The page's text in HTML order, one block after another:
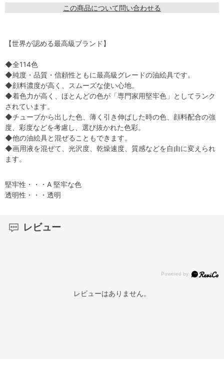
この商品について問い合わせる
【世界が認める最高級ブランド】
◆全114色
◆純度・品質・信頼性ともに最高級グレードの油絵具です。
◆顔料濃度が高く、スムーズな使い心地。
◆着色力が高く、ほとんどの色が「専門家用堅牢色」としてランク
されています。
◆チューブから出した色、薄く引き伸ばした時の色、顔料配合の強
度、彩度などを考慮し、選び抜かれた色彩。
◆他の油絵具と混ぜることもできます。
◆画用液を混ぜて、光沢度、乾燥速度、質感などを自由に変えられ
ます。
堅牢性・・・A 堅牢な色
透明性・・・透明
レビュー
レビューはありません。